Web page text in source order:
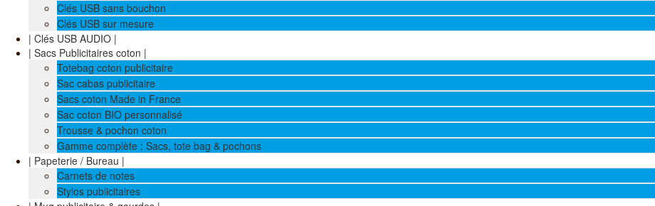
Clés USB sans bouchon
Clés USB sur mesure
| Clés USB AUDIO |
| Sacs Publicitaires coton |
Totebag coton publicitaire
Sac cabas publicitaire
Sacs coton Made in France
Sac coton BIO personnalisé
Trousse & pochon coton
Gamme complète : Sacs, tote bag & pochons
| Papeterie / Bureau |
Carnets de notes
Stylos publicitaires